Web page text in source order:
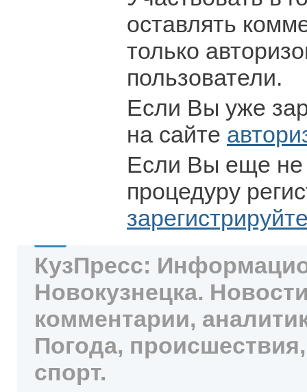
оставлять
только
пользователи.
Если Вы уже
на сайте
Если Вы еще не
процедуру
КузПресс:
Новокузнецка.
комментарии,
Погода,
спорт.